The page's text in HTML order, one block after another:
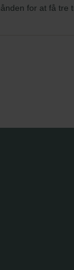
for at få tre